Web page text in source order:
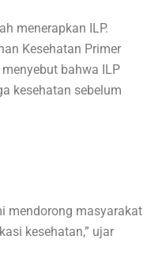
menerapkan ILP.
Kesehatan Primer
bahwa ILP
kesehatan sebelum
mendorong masyarakat
kesehatan,” ujar